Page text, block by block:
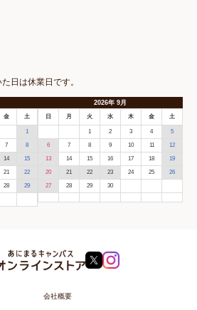
日は休業日です。
金 土
1
7 8
14 15
21 22
28 29
2026年9月
日 月 火 水 木 金 土
1 2 3 4 5
6 7 8 9 10 11 12
13 14 15 16 17 18 19
20 21 22 23 24 25 26
27 28 29 30
会社概要